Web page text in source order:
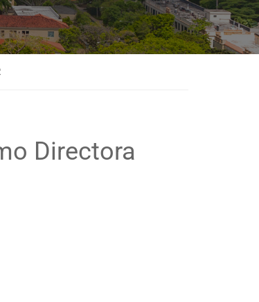
Directora